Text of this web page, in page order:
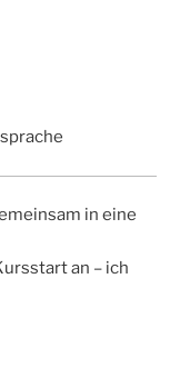
in eine
an – ich